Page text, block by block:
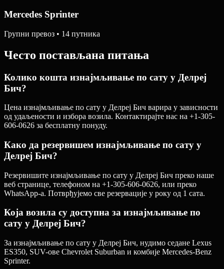
Mercedes Sprinter
Групни превоз • 14 путника
Често постављана питања
Колико кошта изнајмљивање по сату у Делреј
Бич?
Цена изнајмљивање по сату у Делреј Бич варира у зависности
од удаљености и избора возила. Контактирајте нас на +1-305-
606-0626 за бесплатну понуду.
Како да резервишем изнајмљивање по сату у
Делреј Бич?
Резервишите изнајмљивање по сату у Делреј Бич преко наше
веб странице, телефоном на +1-305-606-0626, или преко
WhatsApp-а. Потврђујемо све резервације у року од 1 сата.
Која возила су доступна за изнајмљивање по
сату у Делреј Бич?
За изнајмљивање по сату у Делреј Бич, нудимо седане Lexus
ES350, SUV-ове Chevrolet Suburban и комбије Mercedes-Benz
Sprinter.